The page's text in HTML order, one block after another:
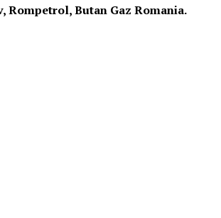
Rompetrol, Butan Gaz Romania.